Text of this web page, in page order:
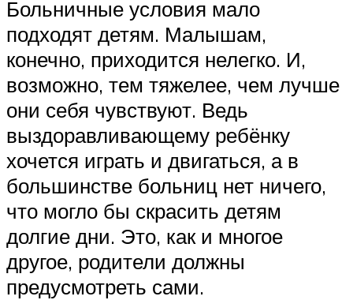
Больничные условия мало
подходят детям. Малышам,
конечно, приходится нелегко. И,
возможно, тем тяжелее, чем лучше
они себя чувствуют. Ведь
выздоравливающему ребёнку
хочется играть и двигаться, а в
большинстве больниц нет ничего,
что могло бы скрасить детям
долгие дни. Это, как и многое
другое, родители должны
предусмотреть сами.